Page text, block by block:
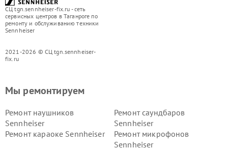
СЦ tgn.sennheiser-fix.ru - сеть
сервисных центров в Таганроге по
ремонту и обслуживанию техники
Sennheiser
2021-2026 © СЦ tgn.sennheiser-
fix.ru
Мы ремонтируем
Ремонт наушников
Sennheiser
Ремонт саундбаров
Sennheiser
Ремонт караоке Sennheiser
Ремонт микрофонов
Sennheiser